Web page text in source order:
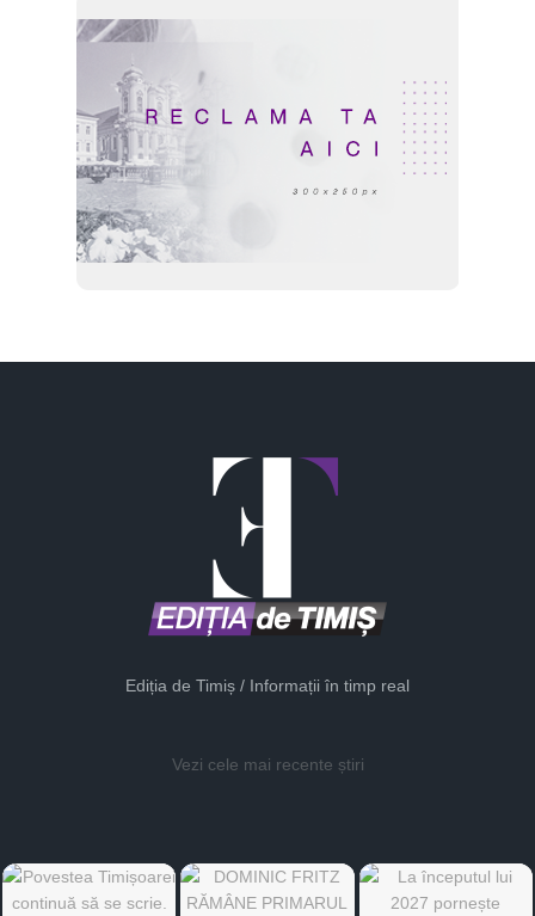
Ediția de Timiș / Informații în timp real
Vezi cele mai recente știri